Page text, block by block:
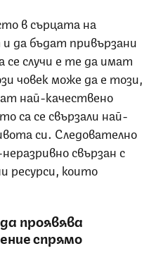
в сърцата на
да бъдат привързани
се случи е те да имат
човек може да е този,
най-качествено
са се свързали най-
си. Следователно
свързан с
ресурси, които
проявява
спрямо